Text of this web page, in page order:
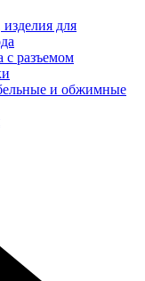
для
с разъемом
и обжимные